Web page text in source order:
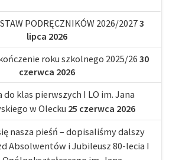
PODRĘCZNIKÓW 2026/20273
lipca 2026
roku szkolnego 2025/26 30
czerwca 2026
do klas pierwszych I LO im. Jana
w Olecku 25 czerwca 2026
nasza pieśń – dopisaliśmy dalszy
Absolwentów i Jubileusz 80-lecia I